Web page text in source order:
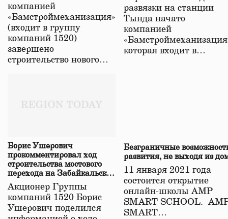
компанией
«Бамстроймеханизация»
(входит в группу
компаний 1520)
завершено
строительство нового…
развязки на станции
Тында начато
компанией
которая входит в…
Борис Ушерович
прокомментировал ход
строительства мостового
перехода на Забайкальской
железной дороге
Акционер Группы
компаний 1520 Борис
Ушерович поделился
Безграничные
развития, не выходя из
11 января 2021 года
состоится открытие
онлайн-школы АМР
SMART SCHOOL.
SMART…